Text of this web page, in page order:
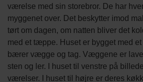
værelse med sin storebror. De har
myggenet over. Det beskytter imod
tørt om dagen, om natten bliver det
med et tæppe. Huset er bygget med
bærer vægge og tag. Væggene er
sten og ler. I huset til venstre på
værelser. I huset til højre er deres